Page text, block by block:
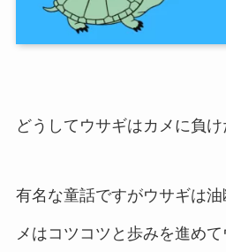
どうしてウサギはカメに負け
有名な童話ですがウサギは
メはコツコツと歩みを進め